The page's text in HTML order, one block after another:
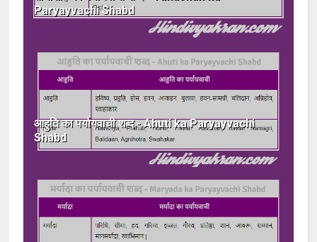
Paryayvachi Shabd
आहुति का पर्यायवाची शब्द - Ahuti ka Paryayvachi
Shabd